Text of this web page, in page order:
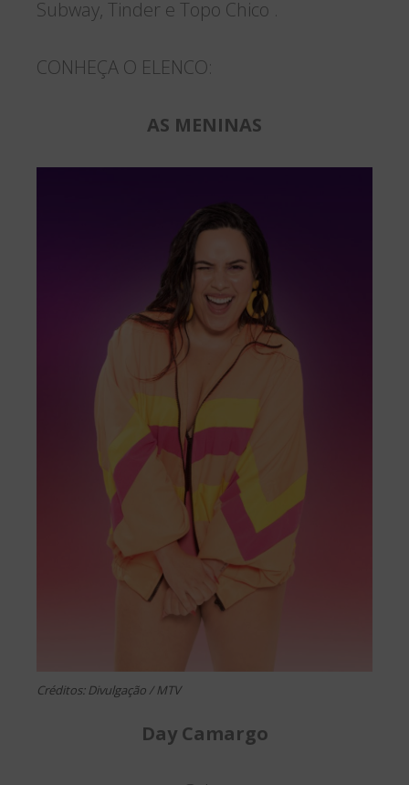
Subway, Tinder e Topo Chico .
CONHEÇA O ELENCO:
AS MENINAS
Créditos: Divulgação / MTV
Day Camargo